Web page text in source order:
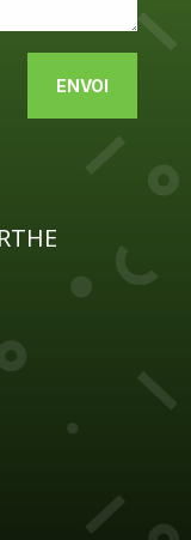
ENVOI